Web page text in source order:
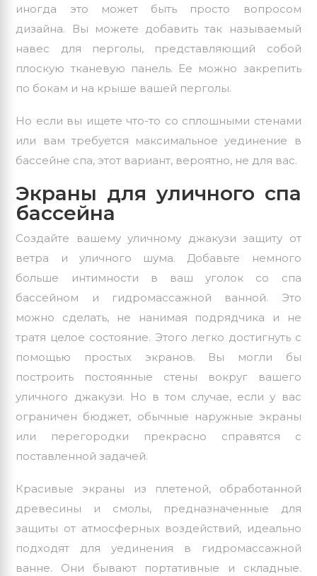
иногда это может быть просто вопросом
дизайна. Вы можете добавить так называемый
навес для перголы, представляющий собой
плоскую тканевую панель. Ее можно закрепить
по бокам и на крыше вашей перголы.
Но если вы ищете что-то со сплошными стенами
или вам требуется максимальное уединение в
бассейне спа, этот вариант, вероятно, не для вас.
Экраны для уличного спа
бассейна
Создайте вашему уличному джакузи защиту от
ветра и уличного шума. Добавьте немного
больше интимности в ваш уголок со спа
бассейном и гидромассажной ванной. Это
можно сделать, не нанимая подрядчика и не
тратя целое состояние. Этого легко достигнуть с
помощью простых экранов. Вы могли бы
построить постоянные стены вокруг вашего
уличного джакузи. Но в том случае, если у вас
ограничен бюджет, обычные наружные экраны
или перегородки прекрасно справятся с
поставленной задачей.
Красивые экраны из плетеной, обработанной
древесины и смолы, предназначенные для
защиты от атмосферных воздействий, идеально
подходят для уединения в гидромассажной
ванне. Они бывают портативные и складные.